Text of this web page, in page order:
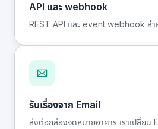
API และ webhook
REST API และ event webhook สำ
รับเรื่องจาก Email
ส่งต่อกล่องจดหมายอาคาร เราเปลี่ยน